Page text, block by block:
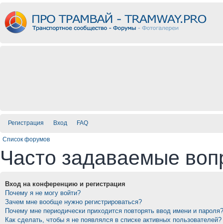
Регистрация Вход FAQ
Список форумов
Часто задаваемые
Вход на конференцию и регистрация
Почему я не могу войти?
Зачем мне вообще нужно регистрироваться?
Почему мне периодически приходится повторять ввод имени и пароля?
Как сделать, чтобы я не появлялся в списке активных пользователей?